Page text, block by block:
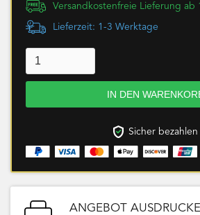
Versandkostenfreie Lieferung ab
Lieferzeit: 1-3 Werktage
Sicher bezahlen
ANGEBOT